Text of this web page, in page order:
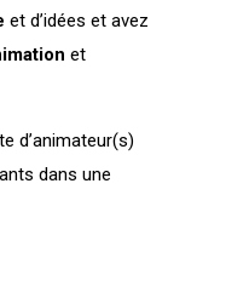
et d’idées et avez
et
d’animateur(s)
dans une